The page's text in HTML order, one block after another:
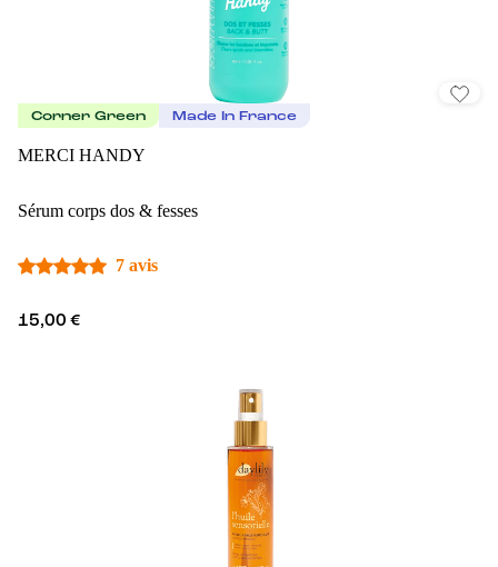
Corner Green Made In France
MERCI HANDY
Sérum corps dos & fesses
7 avis
15,00 €